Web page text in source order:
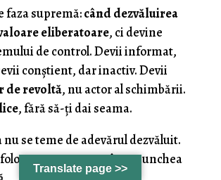
faza supremă:când dezvăluirea
eliberatoare, ci devine
de control. Devii informat,
conștient, dar inactiv. Devii
de revoltă, nu actor al schimbării.
, fără să-ți dai seama.
se teme de adevărul dezvăluit.
pentru a te îngenunchea
Translate page >>